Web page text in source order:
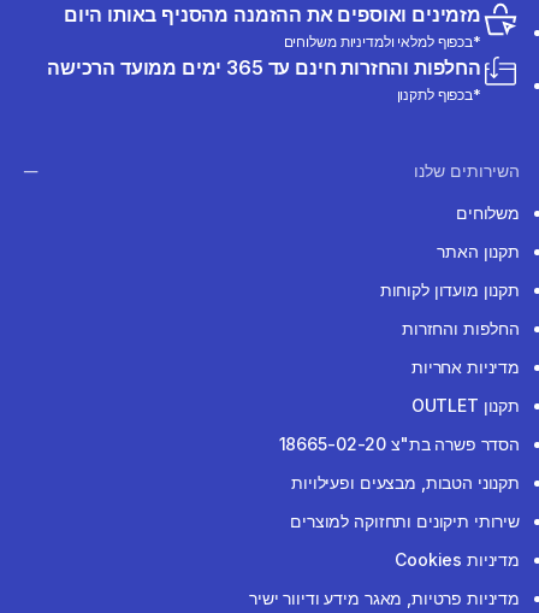
מזמינים ואוספים את ההזמנה מהסניף באותו היום
*בכפוף למלאי ולמדיניות משלוחים
החלפות והחזרות חינם עד 365 ימים ממועד הרכישה
*בכפוף לתקנון
השירותים שלנו
משלוחים
תקנון האתר
תקנון מועדון לקוחות
החלפות והחזרות
מדיניות אחריות
תקנון OUTLET
הסדר פשרה בת"צ 18665-02-20
תקנוני הטבות, מבצעים ופעילויות
שירותי תיקונים ותחזוקה למוצרים
מדיניות Cookies
מדיניות פרטיות, מאגר מידע ודיוור ישיר